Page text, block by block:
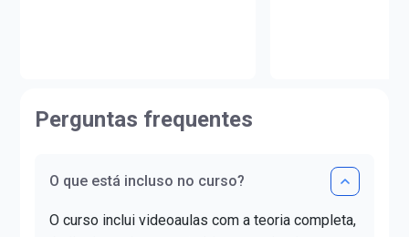
Policia Rodoviária Federal 2009);-
Tribunal Regional Eleitoral de
Tribunal Regional Eleitoral do
Judiciário 2011 - 20º lugar);-
Letras pela
certificado DELE
Perguntas frequentes
O que está incluso no curso?
O curso inclui videoaulas com a teoria completa,